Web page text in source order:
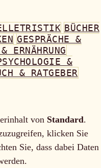
BÜCHER
GESPRÄCHE &
ERNÄHRUNG
&
& RATGEBER
von Standard.
klicken Sie
Sie, dass dabei Daten